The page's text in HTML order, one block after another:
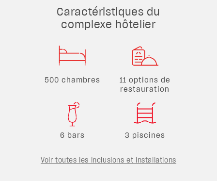
Caractéristiques du
complexe hôtelier
500 chambres
11 options de
restauration
6 bars 3 piscines
Voir toutes les inclusions et installations